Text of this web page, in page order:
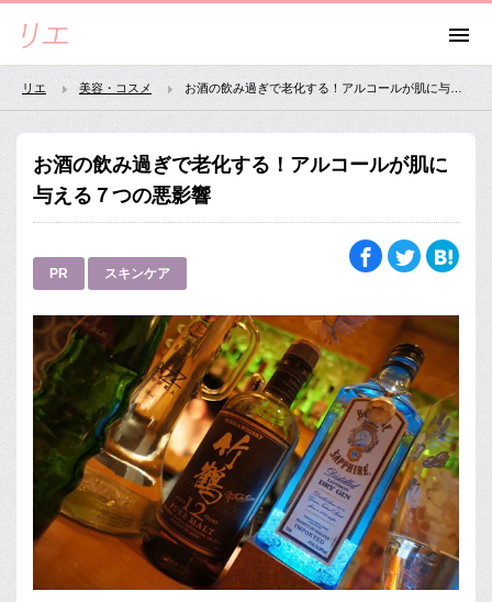
リエ 美容・コスメ
お酒の飲み過ぎで老化する！アルコールが肌に
与える７つの悪影響
PR スキンケア